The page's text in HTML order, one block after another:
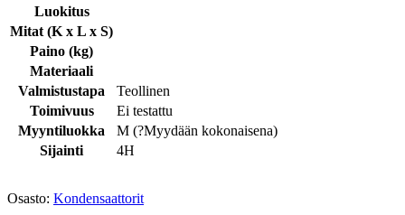
Luokitus
Mitat (K x L x S)
Paino (kg)
Materiaali
Valmistustapa
Teollinen
Toimivuus
Ei testattu
Myyntiluokka
M (?Myydään kokonaisena)
Sijainti
4H
Osasto: Kondensaattorit